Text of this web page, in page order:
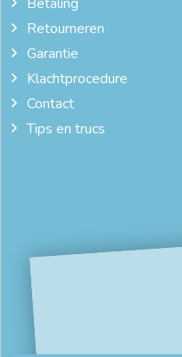
Retourneren
Garantie
Klachtprocedure
Contact
Tips en trucs